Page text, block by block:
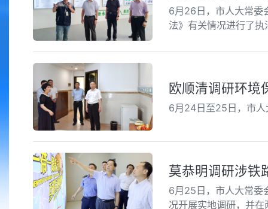
6月26日，市人大常委
法》有关情况进行了执
欧顺清调研环境
6月24日至25日，市人
莫恭明调研涉铁
6月25日，市人大常委
况开展实地调研，并